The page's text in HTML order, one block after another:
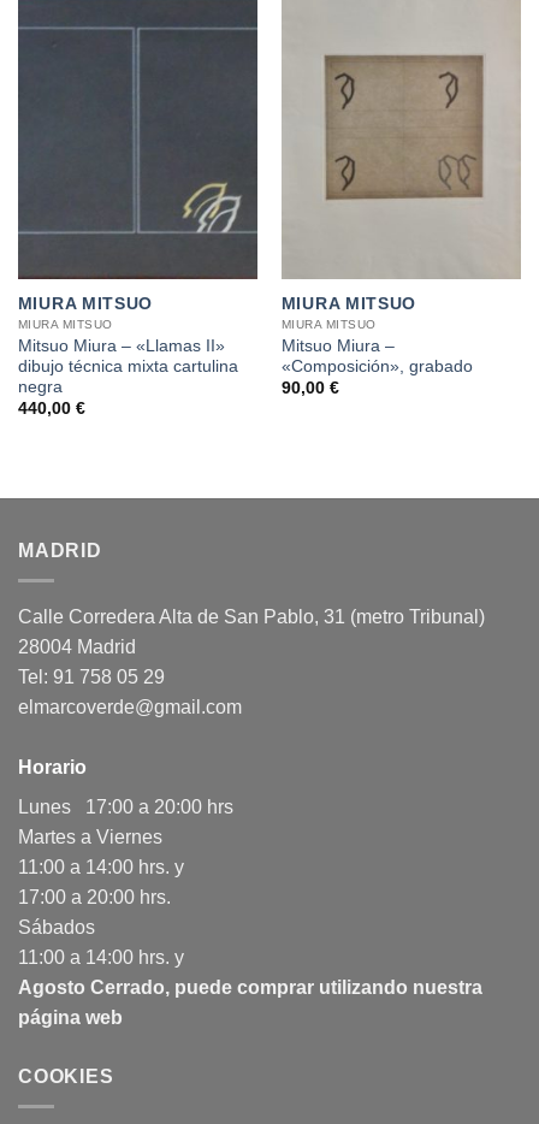
MIURA MITSUO
MIURA MITSUO
Mitsuo Miura – «Llamas II»
dibujo técnica mixta cartulina
negra
440,00 €
MIURA MITSUO
MIURA MITSUO
Mitsuo Miura –
«Composición», grabado
90,00 €
MADRID
Calle Corredera Alta de San Pablo, 31 (metro Tribunal)
28004 Madrid
Tel: 91 758 05 29
elmarcoverde@gmail.com
Horario
Lunes 17:00 a 20:00 hrs
Martes a Viernes
11:00 a 14:00 hrs. y
17:00 a 20:00 hrs.
Sábados
11:00 a 14:00 hrs. y
Agosto Cerrado, puede comprar utilizando nuestra
página web
COOKIES